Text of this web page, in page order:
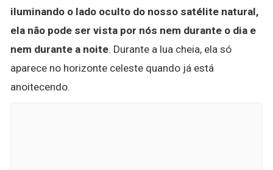
iluminando o lado oculto do nosso satélite natural,
ela não pode ser vista por nós nem durante o dia e
nem durante a noite. Durante a lua cheia, ela só
aparece no horizonte celeste quando já está
anoitecendo.